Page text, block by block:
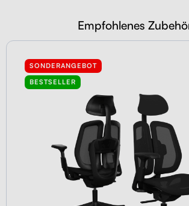
Empfohlenes
SONDERANGEBOT
BESTSELLER